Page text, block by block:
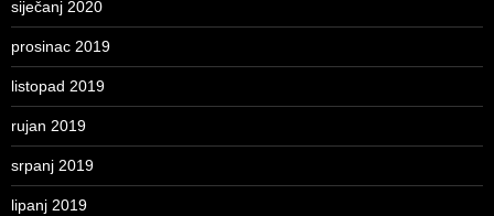
siječanj 2020
prosinac 2019
listopad 2019
rujan 2019
srpanj 2019
lipanj 2019